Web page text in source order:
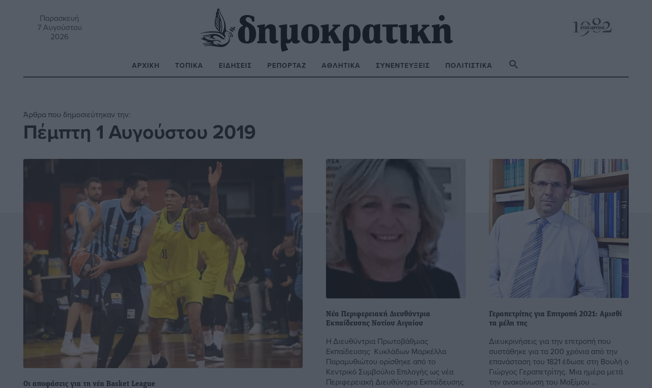
Παρασκευή
7 Αυγούστου
2026
ΑΡΧΙΚΉ ΤΟΠΙΚΆ ΕΙΔΉΣΕΙΣ ΡΕΠΟΡΤΆΖ ΑΘΛΗΤΙΚΆ ΣΥΝΕΝΤΕΎΞΕΙΣ ΠΟΛΙΤΙΣΤΙΚΆ
Άρθρα που δημοσιεύτηκαν την:
Πέμπτη 1 Αυγούστου 2019
Οι αποφάσεις για τη νέα Basket League
Νέα Περιφερειακή Διευθύντρια
Εκπαίδευσης Νοτίου Αιγαίου
Η Διευθύντρια Πρωτοβάθμιας
Εκπαίδευσης Κυκλάδων Μαρκέλλα
Παραμυθιώτου ορίσθηκε από το
Κεντρικό Συμβούλιο Επιλογής ως νέα
Περιφερειακή Διευθύντρια Εκπαίδευσης
Γεραπετρίτης για Επιτροπή 2021: Αμισθί
τα μέλη της
Διευκρινήσεις για την επιτροπή που
συστάθηκε για τα 200 χρόνια από την
επανάσταση του 1821 έδωσε στη Βουλή ο
Γιώργος Γεραπετρίτης. Μια ημέρα μετά
την ανακοίνωση του Μαξίμου ...